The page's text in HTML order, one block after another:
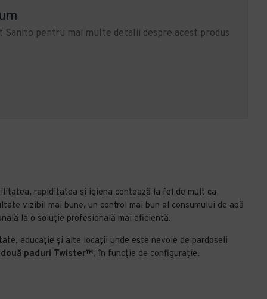
Sanito pentru mai multe detalii despre acest produs
rapiditatea și igiena contează la fel de mult ca
vizibil mai bune, un control mai bun al consumului de apă
la o soluție profesională mai eficientă.
educație și alte locații unde este nevoie de pardoseli
paduri Twister™, în funcție de configurație.